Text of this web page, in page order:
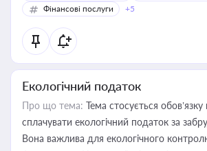
Фінансові послуги
+5
Екологічний податок
Про що тема: Тема стосується
сплачувати екологічний податок за
Вона важлива для екологічного